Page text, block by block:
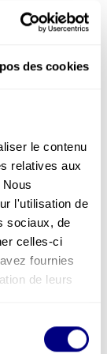
des cookies
le contenu
relatives aux
l'utilisation de
sociaux, de
celles-ci
fournies
de leurs
culture
à
durable,